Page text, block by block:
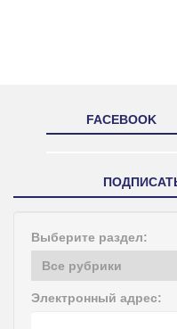
FACEBOOK
Выберите раздел:
Электронный адрес: